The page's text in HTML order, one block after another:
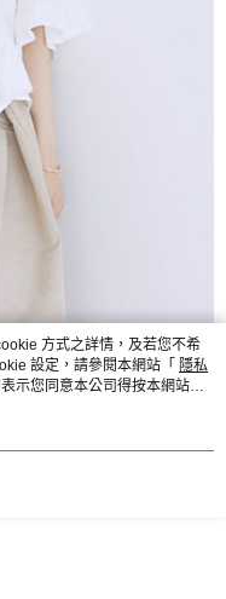
方式之詳情，及若您不希
設定，請參閱本網站「 隱私
示您同意本公司得按本網站使